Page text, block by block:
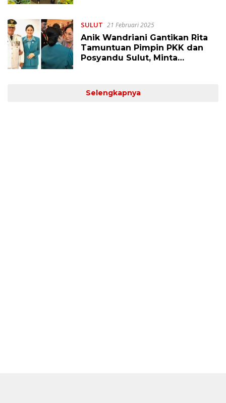
SULUT 21 Februari 2025
Anik Wandriani Gantikan Rita
Tamuntuan Pimpin PKK dan
Posyandu Sulut, Minta
Selengkapnya